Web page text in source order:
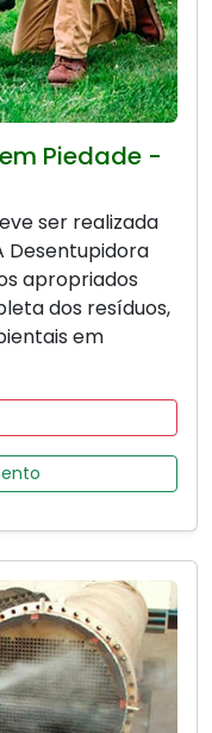
Piedade -
ser realizada
Desentupidora
apropriados
dos resíduos,
em